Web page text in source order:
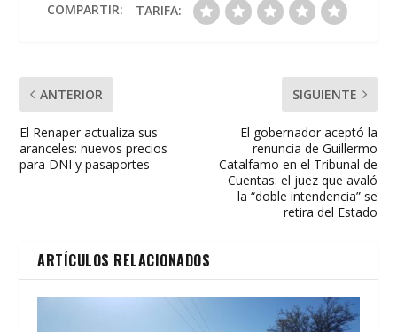
o p ti
COMPARTIR: TARIFA:
ANTERIOR
El Renaper actualiza sus
aranceles: nuevos precios
para DNI y pasaportes
SIGUIENTE
El gobernador aceptó la
renuncia de Guillermo
Catalfamo en el Tribunal de
Cuentas: el juez que avaló
la “doble intendencia” se
retira del Estado
ARTÍCULOS RELACIONADOS